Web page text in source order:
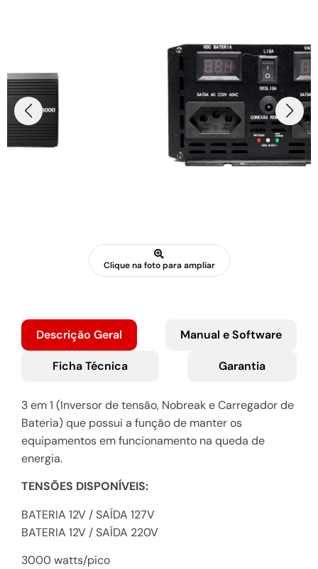
Clique na foto para ampliar
Descrição Geral Manual e Software
Ficha Técnica Garantia
3 em 1 (Inversor de tensão, Nobreak e Carregador de
Bateria) que possui a função de manter os
equipamentos em funcionamento na queda de
energia.
TENSÕES DISPONÍVEIS:
BATERIA 12V / SAÍDA 127V
BATERIA 12V / SAÍDA 220V
3000 watts/pico